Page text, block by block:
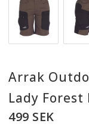
Arrak
Lady Forest
499 SEK